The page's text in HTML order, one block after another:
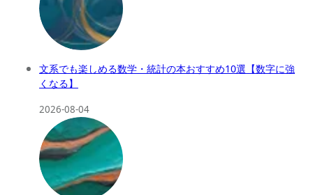
文系でも楽しめる数学・統計の本おすすめ10選【数字に強
くなる】
2026-08-04